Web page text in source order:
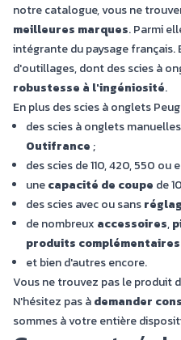
notre catalogue, vous ne
meilleures marques. Parmi
intégrante du paysage
d'outillages, dont des scies à
robustesse à l'ingéniosité.
En plus des scies à onglets
des scies à onglets manuelles
Outifrance;
des scies de 110, 420, 550
unecapacité de coupe de
des scies avec ou sans
de nombreux accessoires,
produits complémentaires
et bien d'autres encore.
Vous ne trouvez pas le produit
N'hésitez pas àdemander
sommes à votre entière